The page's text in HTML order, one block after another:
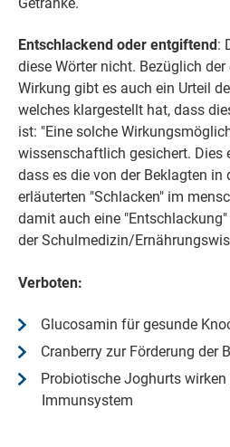
Entschlackend oder entgiftend :
diese Wörter nicht. Bezüglich
Wirkung gibt es auch ein Urteil
welches klargestellt hat, dass
ist: "Eine solche
wissenschaftlich gesichert. Dies
dass es die von der Beklagten in
erläuterten "Schlacken" im
damit auch eine
der Schulmedizin/
Verboten:
Glucosamin für gesunde
Cranberry zur Förderung der
Probiotische Joghurts
Immunsystem